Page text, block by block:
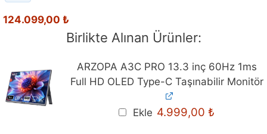
124.099,00 ₺
Birlikte Alınan Ürünler:
ARZOPA A3C PRO 13.3 inç 60Hz 1ms
Full HD OLED Type-C Taşınabilir Monitör
Ekle Orijinal
fiyat:
4.999,00₺